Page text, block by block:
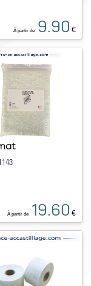
À partir de 9.90 €
À partir de 19.60 €